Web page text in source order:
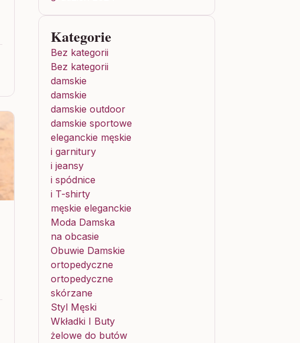
Kategorie
Bez kategorii
Bez kategorii
damskie
damskie
damskie outdoor
damskie sportowe
eleganckie męskie
i garnitury
i jeansy
i spódnice
i T-shirty
męskie eleganckie
Moda Damska
na obcasie
Obuwie Damskie
ortopedyczne
ortopedyczne
skórzane
Styl Męski
Wkładki I Buty
żelowe do butów